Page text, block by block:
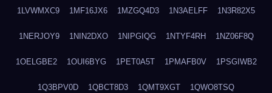
1LVWMXC9 1MF16JX6 1MZGQ4D3 1N3AELFF 1N3R82X5
1NERJOY9 1NIN2DXO 1NIPGIQG 1NTYF4RH 1NZ06F8Q
1OELGBE2 1OUI6BYG 1PET0A5T 1PMAFB0V 1PSGIWB2
1Q3BPV0D 1QBCT8D3 1QMT9XGT 1QWO8TSQ